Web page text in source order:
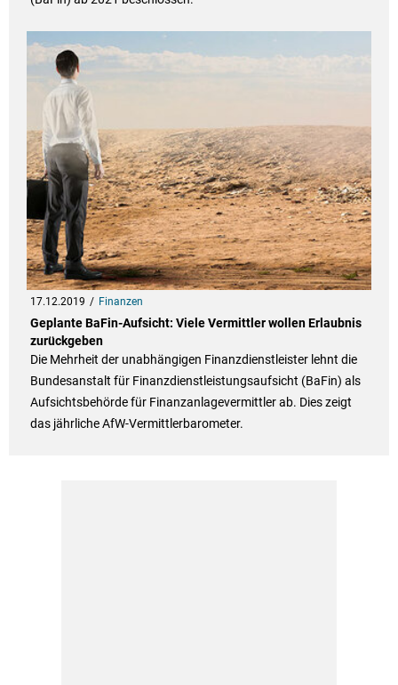
17.12.2019 Finanzen
Geplante BaFin-Aufsicht: Viele Vermittler wollen Erlaubnis
zurückgeben
Die Mehrheit der unabhängigen Finanzdienstleister lehnt die
Bundesanstalt für Finanzdienstleistungsaufsicht (BaFin) als
Aufsichtsbehörde für Finanzanlagevermittler ab. Dies zeigt
das jährliche AfW-Vermittlerbarometer.